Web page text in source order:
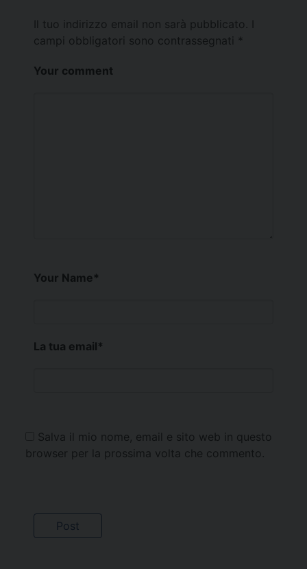
Il tuo indirizzo email non sarà pubblicato.
campi obbligatori sono contrassegnati *
Your comment
Your Name*
La tua email*
Salva il mio nome, email e sito web in questo
browser per la prossima volta che commento.